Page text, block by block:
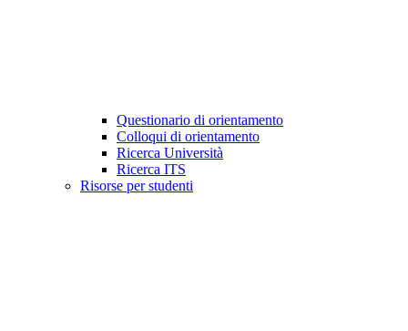
Questionario di orientamento
Colloqui di orientamento
Ricerca Università
Ricerca ITS
Risorse per studenti